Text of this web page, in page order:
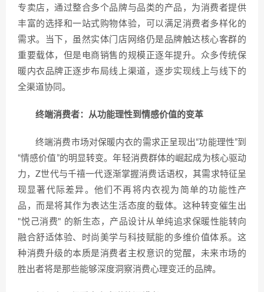
专卖店，通过整合多个品牌与品类的产品，为消费者提供
丰富的选择和一站式购物体验，可以满足消费者多样化的
需求。当下，虽然实体门店网络仍是品牌触达核心客群的
重要载体，但是电商销售的规模正逐年提升。众多传统保
暖内衣品牌正逐步布局线上渠道，逐步实现线上与线下的
全渠道协同。
终端消费者：从功能理性到情感价值的变革
终端消费市场对保暖内衣的需求正呈现出“功能理性”到
“情感价值”的明显转变。年轻消费群体的崛起成为核心驱动
力，Z世代与千禧一代逐渐掌握消费话语权，其需求特征呈
现显著代际差异。他们不再将内衣视为简单的功能性产
品，而是将其作为表达生活态度的载体。这种转变催生出
"悦己消费" 的新生态，产品设计从单纯追求保暖性能转向
融合舒适体验、时尚美学与科技赋能的多维价值体系。这
种消费升级的本质是消费者主权意识的觉醒，未来市场的
胜出者将是那些能够深度洞察消费心理变迁的品牌。